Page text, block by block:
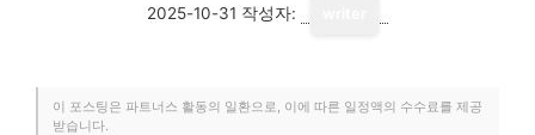
2025-10-31 작성자:
이 포스팅은 파트너스 활동의 일환으로, 이에 따른 일정액의 수수료를 제공
받습니다.